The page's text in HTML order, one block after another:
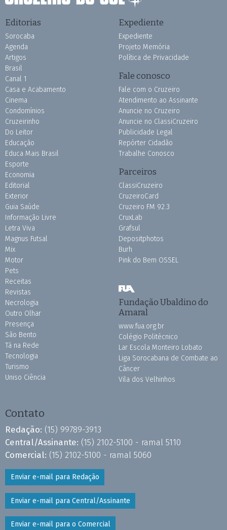
Editorias
Sorocaba
Agenda
Artigos
Brasil
Canal 1
Casa e Acabamento
Cinema
Condomínios
Cruzeirinho
Do Leitor
Educação
Educa Mais Brasil
Esporte
Economia
Editorial
Exterior
Guia Saúde
Informação Livre
Letra Viva
Magnus Futsal
Mix
Motor
Pets
Receitas
Revistas
Necrologia
Outro Olhar
Presença
São Bento
Tá na Rede
Tecnologia
Turismo
Uniso Ciência
Expediente
Expediente
Projeto Memória
Política de Privacidade
Fale conosco
Fale com o Cruzeiro
Atendimento ao Assinante
Anuncie no Cruzeiro
Anuncie no ClassiCruzeiro
Publicidade Legal
Repórter Cidadão
Trabalhe Conosco
Parceiros
ClassiCruzeiro
CruzeiroCard
Cruzeiro FM 92.3
CruxLab
Grafsul
Depositphotos
Burh
Pink do Bem OSSEL
Fundação Ubaldino do
Amaral
www.fua.org.br
Colégio Politécnico
Lar Escola Monteiro Lobato
Liga Sorocabana de Combate ao
Câncer
Vila dos Velhinhos
Contato
Redação: (15) 99789-3913
Central/Assinante: (15) 2102-5100 - ramal 5110
Comercial: (15) 2102-5100 - ramal 5060
Enviar e-mail para Redação
Enviar e-mail para Central/Assinante
Enviar e-mail para o Comercial